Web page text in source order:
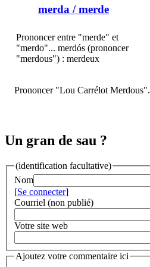
merda / merde
Prononcer entre "merde" et
"merdo"... merdós (prononcer
"merdous") : merdeux
Prononcer "Lou Carrélot Merdous".
Un gran de sau ?
(identification facultative)
Nom
[Se connecter]
Courriel (non publié)
Votre site web
Ajoutez votre commentaire ici